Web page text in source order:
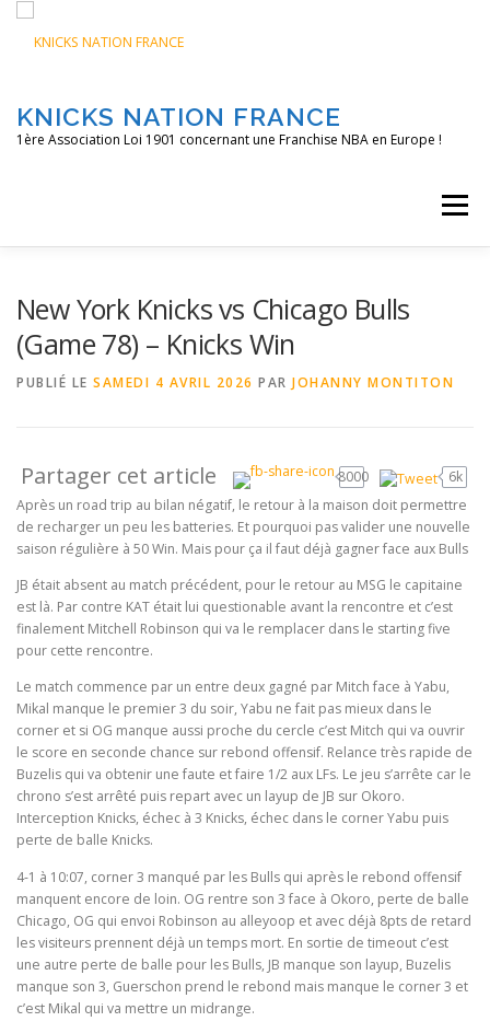
contenu
KNICKS NATION FRANCE
1ère Association Loi 1901 concernant une Franchise NBA en Europe !
Menu
New York Knicks vs Chicago Bulls
(Game 78) – Knicks Win
PUBLIÉ LE SAMEDI 4 AVRIL 2026 PAR JOHANNY MONTITON
Partager cet article 8000
6k
Après un road trip au bilan négatif, le retour à la maison doit permettre
de recharger un peu les batteries. Et pourquoi pas valider une nouvelle
saison régulière à 50 Win. Mais pour ça il faut déjà gagner face aux Bulls
JB était absent au match précédent, pour le retour au MSG le capitaine
est là. Par contre KAT était lui questionable avant la rencontre et c’est
finalement Mitchell Robinson qui va le remplacer dans le starting five
pour cette rencontre.
Le match commence par un entre deux gagné par Mitch face à Yabu,
Mikal manque le premier 3 du soir, Yabu ne fait pas mieux dans le
corner et si OG manque aussi proche du cercle c’est Mitch qui va ouvrir
le score en seconde chance sur rebond offensif. Relance très rapide de
Buzelis qui va obtenir une faute et faire 1/2 aux LFs. Le jeu s’arrête car le
chrono s’est arrêté puis repart avec un layup de JB sur Okoro.
Interception Knicks, échec à 3 Knicks, échec dans le corner Yabu puis
perte de balle Knicks.
4-1 à 10:07, corner 3 manqué par les Bulls qui après le rebond offensif
manquent encore de loin. OG rentre son 3 face à Okoro, perte de balle
Chicago, OG qui envoi Robinson au alleyoop et avec déjà 8pts de retard
les visiteurs prennent déjà un temps mort. En sortie de timeout c’est
une autre perte de balle pour les Bulls, JB manque son layup, Buzelis
manque son 3, Guerschon prend le rebond mais manque le corner 3 et
c’est Mikal qui va mettre un midrange.